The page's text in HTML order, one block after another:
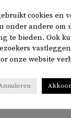
die het is
cookies en
onder andere om
te bieden. Ook
onze website